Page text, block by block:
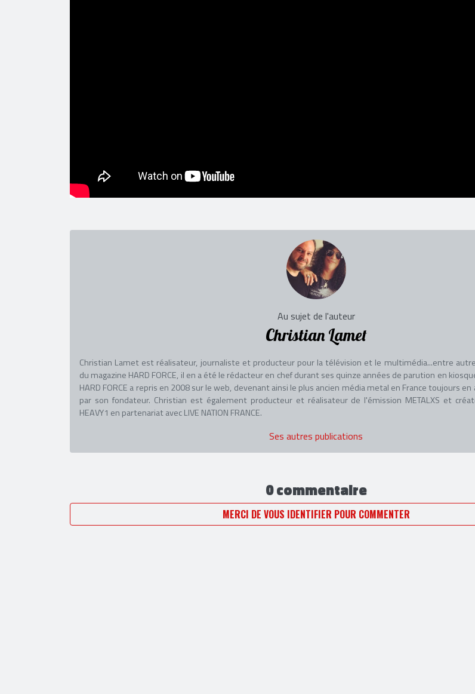
Au sujet de l'auteur
Christian Lamet
Christian Lamet est réalisateur, journaliste et producteur pour la télévision et le multimédia...entre
du magazine HARD FORCE, il en a été le rédacteur en chef durant ses quinze années de parution en
HARD FORCE a repris en 2008 sur le web, devenant ainsi le plus ancien média metal en France toujours
par son fondateur. Christian est également producteur et réalisateur de l'émission METALXS et
HEAVY1 en partenariat avec LIVE NATION FRANCE.
Ses autres publications
0 commentaire
MERCI DE VOUS IDENTIFIER POUR COMMENTER